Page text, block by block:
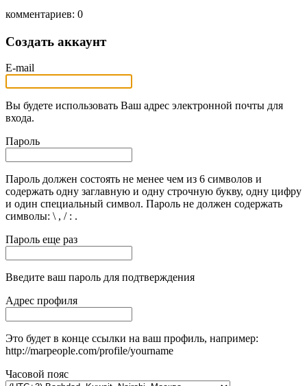
комментариев: 0
Создать аккаунт
E-mail
Вы будете использовать Ваш адрес электронной почты для
входа.
Пароль
Пароль должен состоять не менее чем из 6 символов и
содержать одну заглавную и одну строчную букву, одну цифру
и один специальный символ. Пароль не должен содержать
символы: \ , / : .
Пароль еще раз
Введите ваш пароль для подтверждения
Адрес профиля
Это будет в конце ссылки на ваш профиль, например:
http://marpeople.com/profile/yourname
Часовой пояс